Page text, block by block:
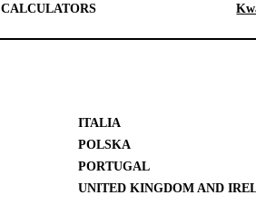
CALCULATORS
ITALIA
POLSKA
PORTUGAL
UNITED KINGDOM AND